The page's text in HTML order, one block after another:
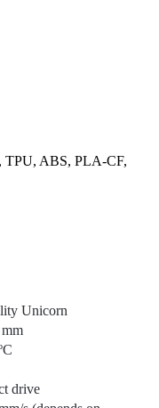
TPU, ABS, PLA-CF,
Unicorn
drive